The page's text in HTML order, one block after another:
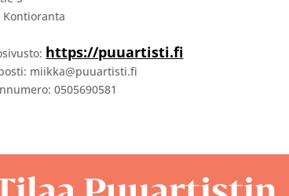
Kontioranta
https://puuartisti.fi
miikka@puuartisti.fi
0505690581